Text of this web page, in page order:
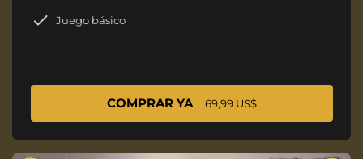
Juego básico
COMPRAR YA 69,99 US$